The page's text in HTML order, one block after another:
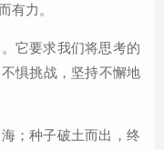
有力。
它要求我们将思考的
惧挑战，坚持不懈地
；种子破土而出，终